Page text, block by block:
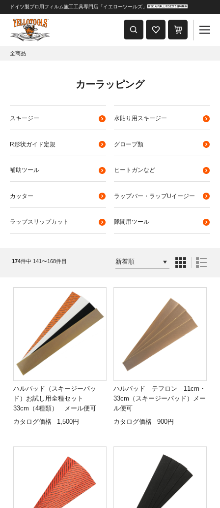
重要なおしらせ
2024年8月1日 価格改定につきまして
ドイツ製プロ用フィルム施工工具専門店「イエローツールズ」
全商品
カーラッピング
スキージー 水貼り用スキージー
R形状ガイド定規 グローブ類
補助ツール ヒートガンなど
カッター ラップバー・ラップUイージー
ラップスリップカット 隙間用ツール
174件中 141〜168件目
ハルパッド（スキージーパッ
ド）お試し用全種セット
33cm（4種類） メール便可
カタログ価格
1,500円
ハルパッド テフロン 11cm・
33cm（スキージーパッド）メー
ル便可
カタログ価格
900円